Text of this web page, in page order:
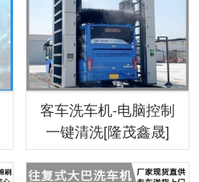
客车洗车机-电脑控制
一键清洗[隆茂鑫晟]